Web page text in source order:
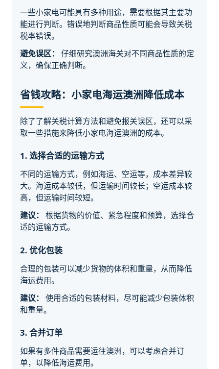
一些小家电可能具有多种用途，需要根据其主要功
能进行判断。错误地判断商品性质可能会导致关税
税率错误。
避免误区：
仔细研究澳洲海关对不同商品性质的定
义，确保正确判断。
省钱攻略：小家电海运澳洲降低成本
除了了解关税计算方法和避免报关误区，还可以采
取一些措施来降低小家电海运澳洲的成本。
1. 选择合适的运输方式
不同的运输方式，例如海运、空运等，成本差异较
大。海运成本较低，但运输时间较长；空运成本较
高，但运输时间较短。
建议：
根据货物的价值、紧急程度和预算，选择合
适的运输方式。
2. 优化包装
合理的包装可以减少货物的体积和重量，从而降低
海运费用。
建议：
使用合适的包装材料，尽可能减少包装体积
和重量。
3. 合并订单
如果有多件商品需要运往澳洲，可以考虑合并订
单，以降低海运费用。